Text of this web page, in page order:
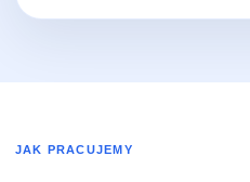
JAK PRACUJEMY